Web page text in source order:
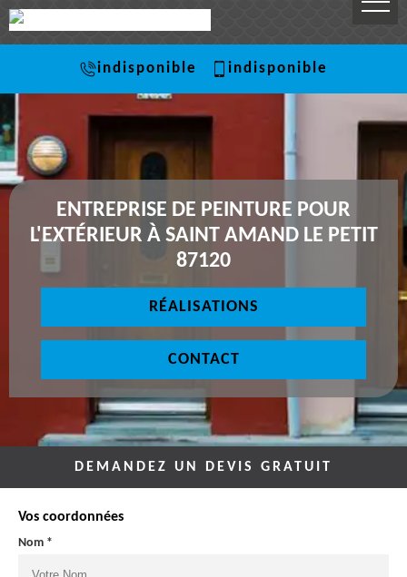
indisponible indisponible
ENTREPRISE DE PEINTURE POUR
L'EXTÉRIEUR À SAINT AMAND LE PETIT
87120
RÉALISATIONS
CONTACT
DEMANDEZ UN DEVIS GRATUIT
Vos coordonnées
Nom *